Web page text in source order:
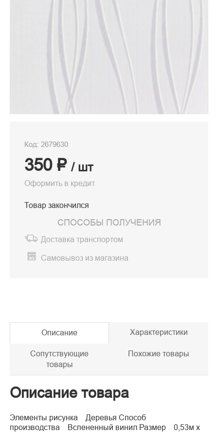
Код: 2679630
350 ₽ / шт
Оформить в кредит
Товар закончился
СПОСОБЫ ПОЛУЧЕНИЯ
Доставка транспортом
Самовывоз из магазина
Описание Характеристики
Сопутствующие
товары
Похожие товары
Описание товара
Элементы рисунка Деревья Способ
производства Вспененный винил Размер 0,53м x